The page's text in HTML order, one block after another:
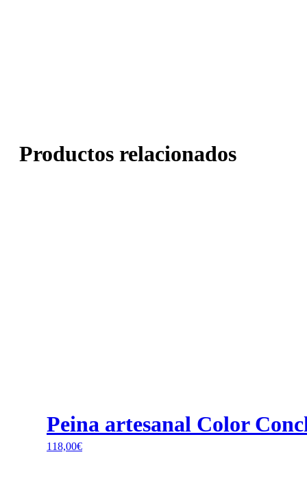
Productos relacionados
Peina artesanal Color
118,00€